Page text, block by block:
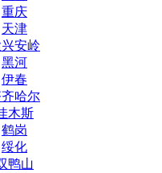
重庆
天津
安岭
黑河
伊春
哈尔
木斯
鹤岗
绥化
鸭山